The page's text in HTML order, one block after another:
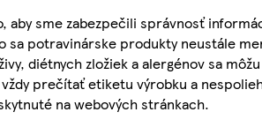
aby sme zabezpečili správnosť
sa potravinárske produkty neustále
diétnych zložiek a alergénov sa môžu
prečítať etiketu výrobku a
na webových stránkach.